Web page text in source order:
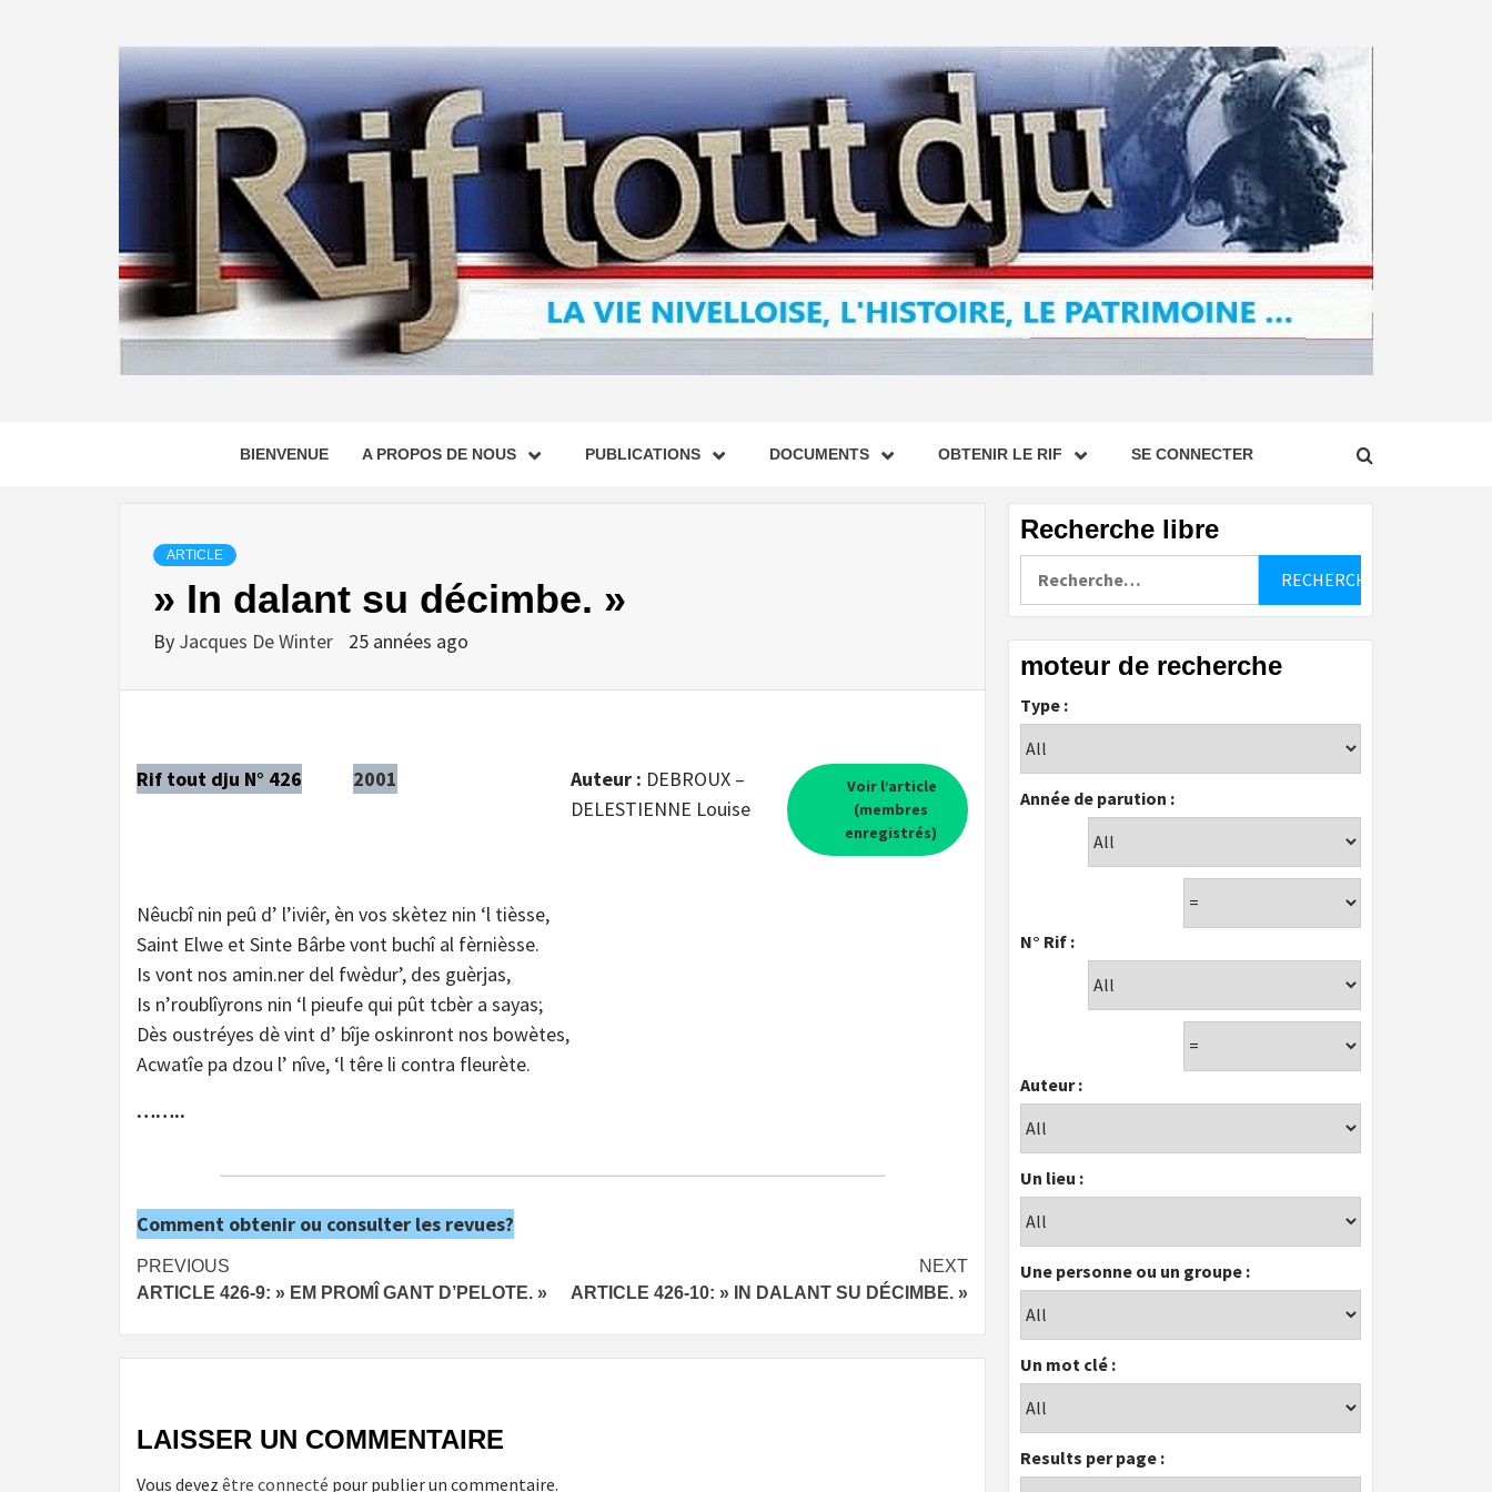
BIENVENUE A PROPOS DE NOUS PUBLICATIONS DOCUMENTS OBTENIR LE RIF SE CONNECTER
ARTICLE
» In dalant su décimbe. »
By Jacques De Winter 25 années ago
Rif tout dju N° 426 2001 Auteur : DEBROUX –
DELESTIENNE Louise
Voir l’article
(membres
enregistrés)
Nêucbî nin peû d’ l’iviêr, èn vos skètez nin ‘l tièsse,
Saint Elwe et Sinte Bârbe vont buchî al fèrnièsse.
Is vont nos amin.ner del fwèdur’, des guèrjas,
Is n’roublîyrons nin ‘l pieufe qui pût tcbèr a sayas;
Dès oustréyes dè vint d’ bîje oskinront nos bowètes,
Acwatîe pa dzou l’ nîve, ‘l têre li contra fleurète.
……..
Comment obtenir ou consulter les revues?
Post
navigation
PREVIOUS
ARTICLE 426-9: » EM PROMÎ GANT D’PELOTE. »
NEXT
ARTICLE 426-10: » IN DALANT SU DÉCIMBE. »
LAISSER UN COMMENTAIRE
Vous devez être connecté pour publier un commentaire.
Recherche libre
moteur de recherche
Type :
Année de parution :
N° Rif :
Auteur :
Un lieu :
Une personne ou un groupe :
Un mot clé :
Results per page :